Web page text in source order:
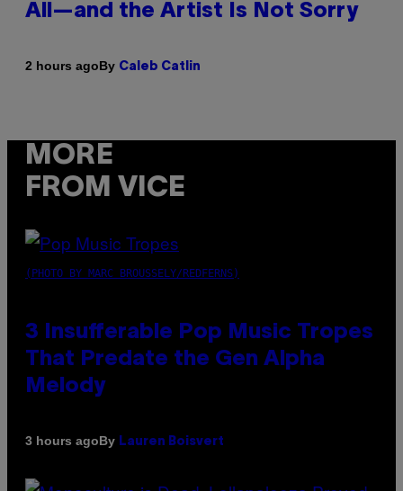
All—and the Artist Is Not Sorry
2 hours agoBy Caleb Catlin
MORE
FROM VICE
(PHOTO BY MARC BROUSSELY/REDFERNS)
3 Insufferable Pop Music Tropes
That Predate the Gen Alpha
Melody
3 hours agoBy Lauren Boisvert